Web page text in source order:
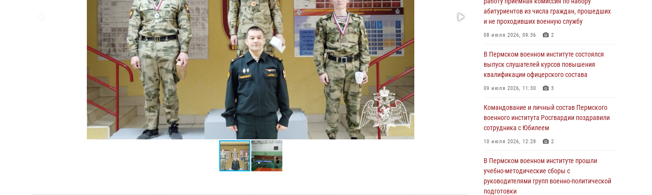
подготовки
23 июля 2026, 12:00 12
тактики служебно-боевого применения войск
национальной гвардии Российской
Федерации проводится выставка,
Командование и личный состав Пермского
военного института Росгвардии поздравили
В Пермском военном институте состоялся
абитуриентов из числа граждан, прошедших
и не проходивших военную службу
08 июля 2026, 09:36 2
В Пермском военном институте состоялся
выпуск слушателей курсов повышения
квалификации офицерского состава
09 июля 2026, 11:30 3
Командование и личный состав Пермского
военного института Росгвардии поздравили
сотрудника с Юбилеем
10 июля 2026, 12:28 2
В Пермском военном институте прошли
учебно-методические сборы с
руководителями групп военно-политической
подготовки